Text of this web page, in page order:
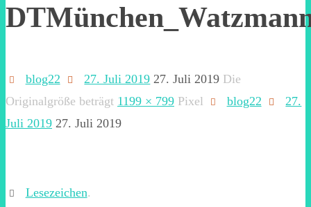
blog22 27. Juli 2019 27. Juli 2019 Die
Originalgröße beträgt 1199 × 799 Pixel blog22
27.
Juli 2019 27. Juli 2019
Lesezeichen.